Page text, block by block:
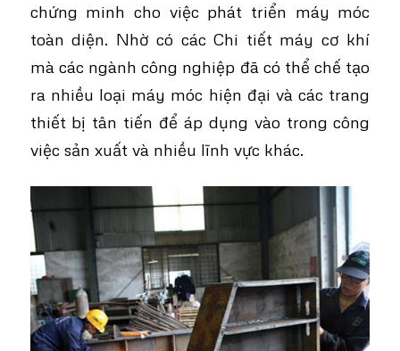
chứng minh cho việc phát triển máy móc
toàn diện. Nhờ có các Chi tiết máy cơ khí
mà các ngành công nghiệp đã có thể chế tạo
ra nhiều loại máy móc hiện đại và các trang
thiết bị tân tiến để áp dụng vào trong công
việc sản xuất và nhiều lĩnh vực khác.